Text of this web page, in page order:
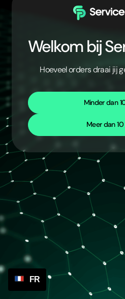
Welkom bij
Hoeveel orders draai jij
Minder dan
Meer dan
FR